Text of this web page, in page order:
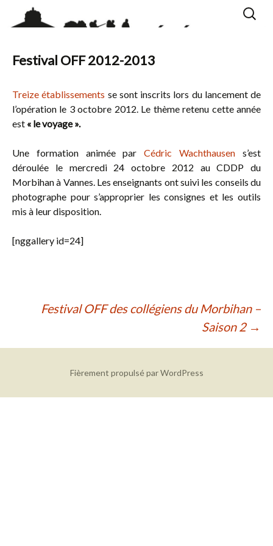
Festival OFF 2012-2013
Treize établissements se sont inscrits lors du lancement de
l’opération le 3 octobre 2012. Le thème retenu cette année
est « le voyage ».
Une formation animée parCédric Wachthausen s’est
déroulée le mercredi 24 octobre 2012 au CDDP du
Morbihan à Vannes. Les enseignants ont suivi les conseils du
photographe pour s’approprier les consignes et les outils
mis à leur disposition.
[nggallery id=24]
NavigationFestival OFF des collégiens du Morbihan –
Saison 2 →
Fièrement propulsé par WordPress